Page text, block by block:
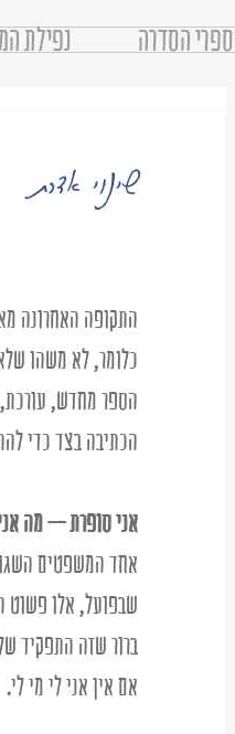
ספרי הסדרה נפילת
שינוי אדרת
התקופה האחרונה
כלומר, לא משהו
הספר מחדש,
הכתיבה בצד כדי
אני סופרת – מה
אחד המשפטים
שבפועל, אלו פשוט
ברור שזה התפקיד
אם אין אני לי מי לי.